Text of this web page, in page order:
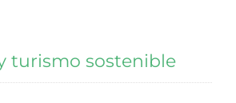
turismo sostenible